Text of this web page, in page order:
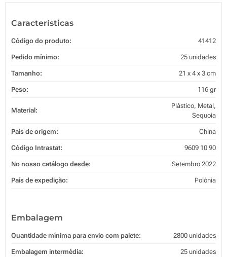
Características
Código do produto: 41412
Pedido mínimo: 25 unidades
Tamanho: 21 x 4 x 3 cm
Peso: 116 gr
Material:
Plástico, Metal,
Sequoia
País de origem: China
Código Intrastat: 9609 10 90
No nosso catálogo desde: Setembro 2022
País de expedição: Polónia
Embalagem
Quantidade mínima para envio com palete: 2800 unidades
Embalagem intermédia: 25 unidades